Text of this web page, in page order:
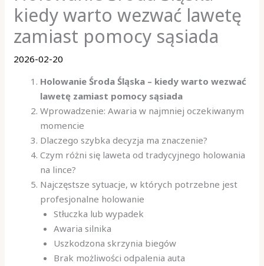
kiedy warto wezwać lawetę
zamiast pomocy sąsiada
2026-02-20
Holowanie Środa Śląska – kiedy warto wezwać
lawetę zamiast pomocy sąsiada
Wprowadzenie: Awaria w najmniej oczekiwanym
momencie
Dlaczego szybka decyzja ma znaczenie?
Czym różni się laweta od tradycyjnego holowania
na lince?
Najczęstsze sytuacje, w których potrzebne jest
profesjonalne holowanie
Stłuczka lub wypadek
Awaria silnika
Uszkodzona skrzynia biegów
Brak możliwości odpalenia auta